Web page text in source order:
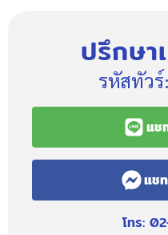
ปรึกษา
รหัสทัวร์:
แช
แช
โทร: